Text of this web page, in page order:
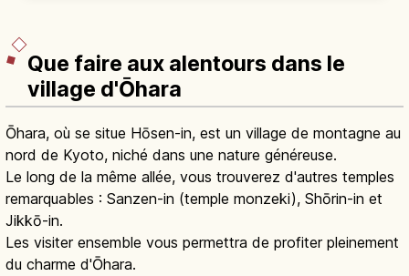
Que faire aux alentours dans le
village d'Ōhara
Ōhara, où se situe Hōsen-in, est un village de montagne au
nord de Kyoto, niché dans une nature généreuse.
Le long de la même allée, vous trouverez d'autres temples
remarquables : Sanzen-in (temple monzeki), Shōrin-in et
Jikkō-in.
Les visiter ensemble vous permettra de profiter pleinement
du charme d'Ōhara.